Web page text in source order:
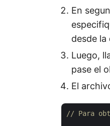
En
desde la
Luego,
pase el
El
// Para